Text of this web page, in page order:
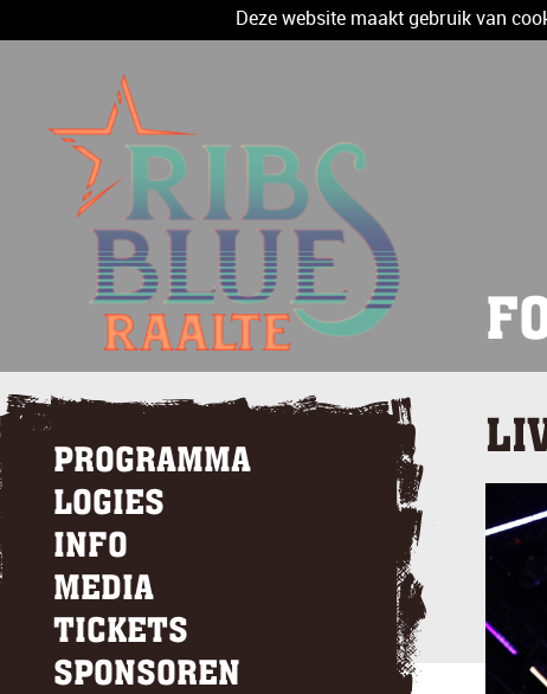
Deze website maakt gebruik van
PROGRAMMA
LOGIES
INFO
MEDIA
TICKETS
SPONSOREN